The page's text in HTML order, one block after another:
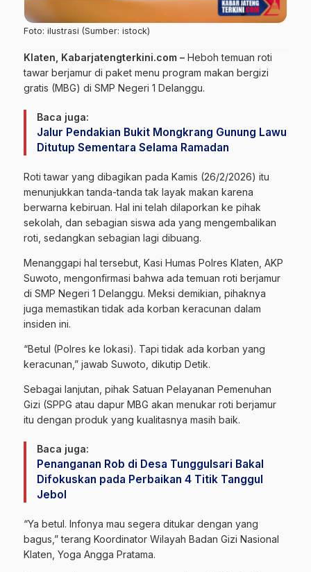
Foto: ilustrasi (Sumber: istock)
Klaten, Kabarjatengterkini.com – Heboh temuan roti
tawar berjamur di paket menu program makan bergizi
gratis (MBG) di SMP Negeri 1 Delanggu.
Baca juga:
Jalur Pendakian Bukit Mongkrang Gunung Lawu
Ditutup Sementara Selama Ramadan
Roti tawar yang dibagikan pada Kamis (26/2/2026) itu
menunjukkan tanda-tanda tak layak makan karena
berwarna kebiruan. Hal ini telah dilaporkan ke pihak
sekolah, dan sebagian siswa ada yang mengembalikan
roti, sedangkan sebagian lagi dibuang.
Menanggapi hal tersebut, Kasi Humas Polres Klaten, AKP
Suwoto, mengonfirmasi bahwa ada temuan roti berjamur
di SMP Negeri 1 Delanggu. Meksi demikian, pihaknya
juga memastikan tidak ada korban keracunan dalam
insiden ini.
“Betul (Polres ke lokasi). Tapi tidak ada korban yang
keracunan,” jawab Suwoto, dikutip Detik.
Sebagai lanjutan, pihak Satuan Pelayanan Pemenuhan
Gizi (SPPG atau dapur MBG akan menukar roti berjamur
itu dengan produk yang kualitasnya masih baik.
Baca juga:
Penanganan Rob di Desa Tunggulsari Bakal
Difokuskan pada Perbaikan 4 Titik Tanggul
Jebol
“Ya betul. Infonya mau segera ditukar dengan yang
bagus,” terang Koordinator Wilayah Badan Gizi Nasional
Klaten, Yoga Angga Pratama.